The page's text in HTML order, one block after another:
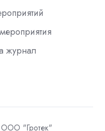
журнал
"Гротек"